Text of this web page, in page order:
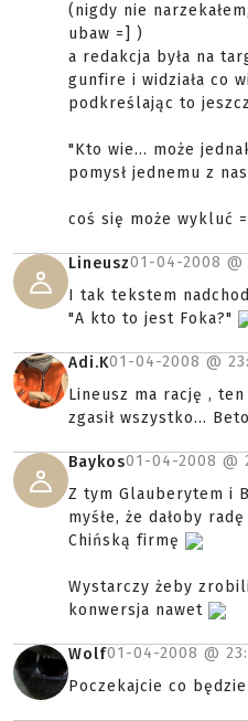
(nigdy nie
ubaw =] )
a redakcja była na
gunfire i widziała co
podkreślając to
"Kto wie... może
pomysł jednemu z
coś się może wykluć
Lineusz01-04-2008 @
I tak tekstem
"A kto to jest Foka?"
Adi.K01-04-2008 @
Lineusz ma rację ,
zgasił wszystko...
Baykos01-04-2008 @
Z tym Glauberytem i
myśłe, że dałoby
Chińską firmę
Wystarczy żeby
konwersja nawet
Wolf01-04-2008 @
Poczekajcie co będzie